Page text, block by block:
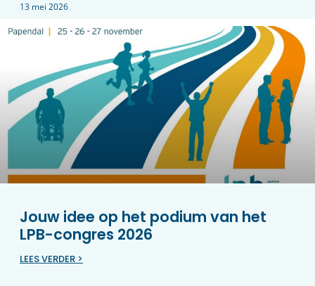
13 mei 2026
Jouw idee op het podium van het
LPB-congres 2026
LEES VERDER >